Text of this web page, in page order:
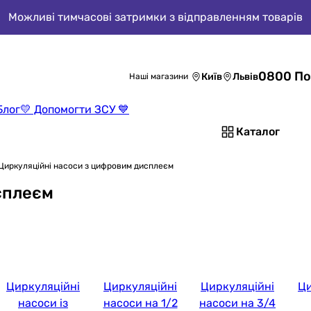
Можливі тимчасові затримки з відправленням товарів
💛 Допомогти ЗСУ 💙
Наші магазини Київ Львів0800
Каталог
насоси з цифровим дисплеєм
Циркуляційні
насоси із
Циркуляційні
насоси на 1/2
Циркуляційні
насоси на 3/4